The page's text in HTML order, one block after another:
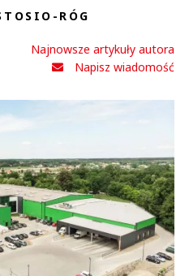
RÓG
Najnowsze artykuły autora
Napisz wiadomość